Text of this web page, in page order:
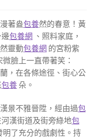
著盎包養然的春意！黃
包養網 、照料家庭，
靈動包養網 的宮粉紫
微臉上一直帶著笑：
，在各條途徑、街心公
包養朵。
景不雅晉陞，經由過包
漢街道及街旁綠地包
了充分的戲劇性。持